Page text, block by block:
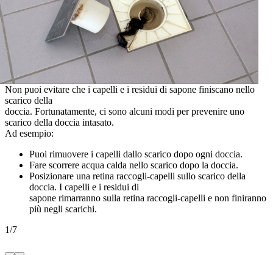
Non puoi evitare che i capelli e i residui di sapone finiscano nello
scarico della
doccia. Fortunatamente, ci sono alcuni modi per prevenire uno
scarico della doccia intasato.
Ad esempio:
Puoi rimuovere i capelli dallo scarico dopo ogni doccia.
Fare scorrere acqua calda nello scarico dopo la doccia.
Posizionare una retina raccogli-capelli sullo scarico della
doccia. I capelli e i residui di
sapone rimarranno sulla retina raccogli-capelli e non finiranno
più negli scarichi.
1/7